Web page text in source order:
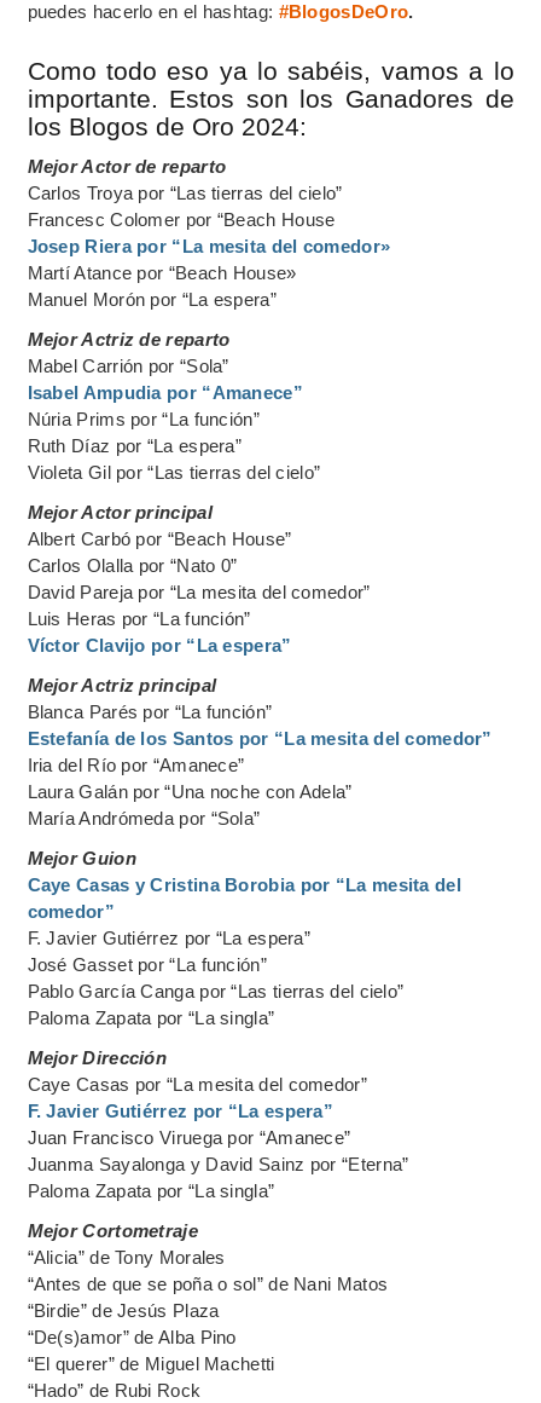
puedes hacerlo en el hashtag: #BlogosDeOro.
Como todo eso ya lo sabéis, vamos a lo
importante. Estos son los Ganadores de
los Blogos de Oro 2024:
Mejor Actor de reparto
Carlos Troya por “Las tierras del cielo”
Francesc Colomer por “Beach House
Josep Riera por “La mesita del comedor»
Martí Atance por “Beach House»
Manuel Morón por “La espera”
Mejor Actriz de reparto
Mabel Carrión por “Sola”
Isabel Ampudia por “Amanece”
Núria Prims por “La función”
Ruth Díaz por “La espera”
Violeta Gil por “Las tierras del cielo”
Mejor Actor principal
Albert Carbó por “Beach House”
Carlos Olalla por “Nato 0”
David Pareja por “La mesita del comedor”
Luis Heras por “La función”
Víctor Clavijo por “La espera”
Mejor Actriz principal
Blanca Parés por “La función”
Estefanía de los Santos por “La mesita del comedor”
Iria del Río por “Amanece”
Laura Galán por “Una noche con Adela”
María Andrómeda por “Sola”
Mejor Guion
Caye Casas y Cristina Borobia por “La mesita del
comedor”
F. Javier Gutiérrez por “La espera”
José Gasset por “La función”
Pablo García Canga por “Las tierras del cielo”
Paloma Zapata por “La singla”
Mejor Dirección
Caye Casas por “La mesita del comedor”
F. Javier Gutiérrez por “La espera”
Juan Francisco Viruega por “Amanece”
Juanma Sayalonga y David Sainz por “Eterna”
Paloma Zapata por “La singla”
Mejor Cortometraje
“Alicia” de Tony Morales
“Antes de que se poña o sol” de Nani Matos
“Birdie” de Jesús Plaza
“De(s)amor” de Alba Pino
“El querer” de Miguel Machetti
“Hado” de Rubi Rock